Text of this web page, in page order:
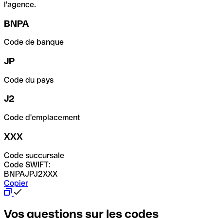
l'agence.
BNPA
Code de banque
JP
Code du pays
J2
Code d'emplacement
XXX
Code succursale
Code SWIFT:
BNPAJPJ2XXX
Copier
Vos questions sur les codes